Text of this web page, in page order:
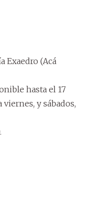
Exaedro (Acá
hasta el 17
viernes, y sábados,